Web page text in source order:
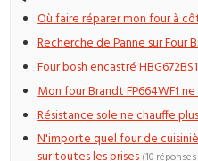
Où faire réparer mon four à
Recherche de Panne sur Four
Four bosh encastré
Mon four Brandt FP664WF1
Résistance sole ne chauffe
N'importe quel four de